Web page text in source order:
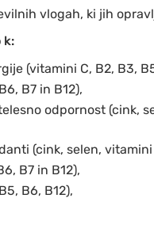
vlogah, ki jih
k:
(vitamini C, B2, B3,
B7 in B12),
odpornost (cink,
(cink, selen, vitamini
B7 in B12),
B6, B12),